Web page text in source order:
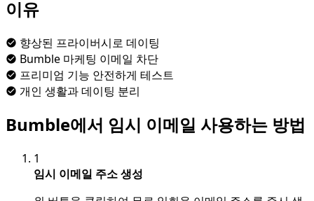
이유
향상된 프라이버시로 데이팅
Bumble 마케팅 이메일 차단
프리미엄 기능 안전하게 테스트
개인 생활과 데이팅 분리
Bumble에서 임시 이메일 사용하는 방법
1
임시 이메일 주소 생성